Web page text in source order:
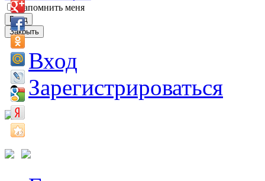
Запомнить меня
Вход
Закрыть
Вход
Зарегистрироваться